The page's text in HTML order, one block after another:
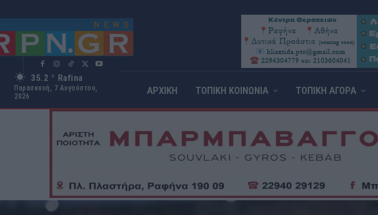
35.2 C Rafina
Παρασκευή, 7 Αυγούστου,
2026
ΑΡΧΙΚΗ ΤΟΠΙΚΗ ΚΟΙΝΩΝΙΑ ΤΟΠΙΚΗ ΑΓΟΡΑ